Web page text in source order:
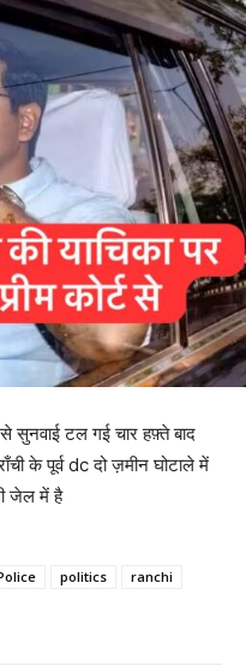
सुनवाई टल गई चार हफ़्ते बाद
के पूर्व dc दो ज़मीन घोटाले में
जेल में है
politics
ranchi